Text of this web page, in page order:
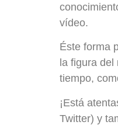
vídeo.
Éste forma
la figura
tiempo,
¡Está
Twitter) y